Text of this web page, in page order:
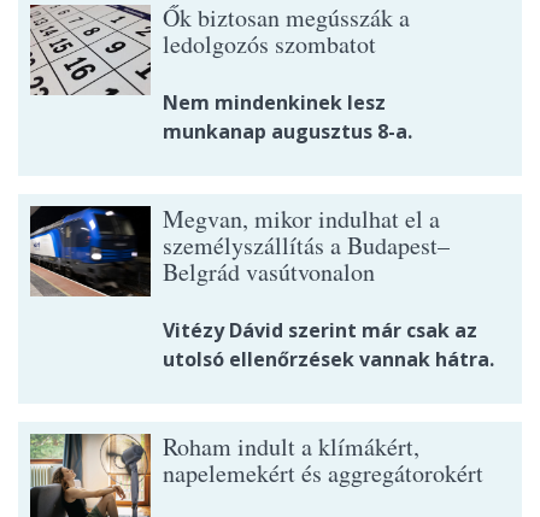
Ők biztosan megússzák a
ledolgozós szombatot
Nem mindenkinek lesz
munkanap augusztus 8-a.
Megvan, mikor indulhat el a
személyszállítás a Budapest–
Belgrád vasútvonalon
Vitézy Dávid szerint már csak az
utolsó ellenőrzések vannak hátra.
Roham indult a klímákért,
napelemekért és aggregátorokért